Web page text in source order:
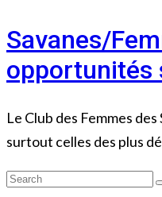
Savanes/
opportunités
Le Club des Femmes
surtout celles des plus
Search